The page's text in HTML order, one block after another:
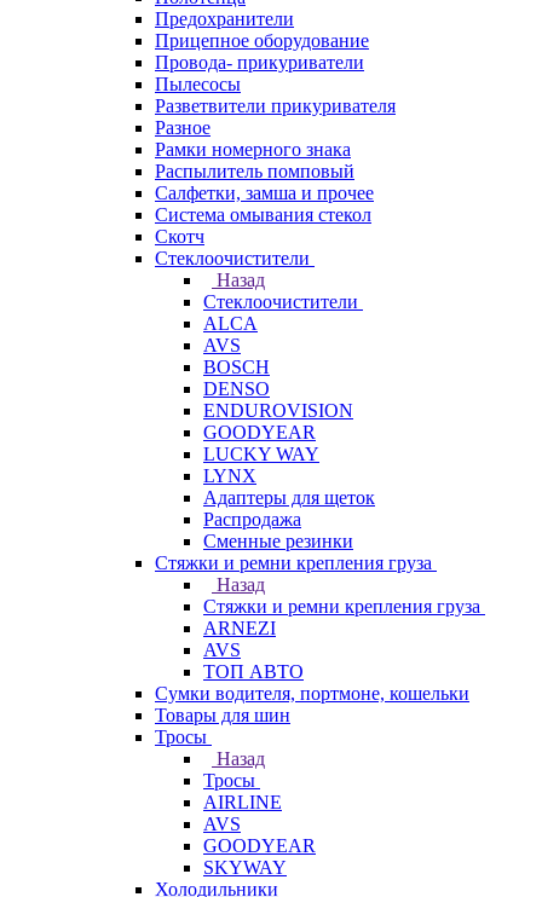
Предохранители
Прицепное оборудование
Провода- прикуриватели
Пылесосы
Разветвители прикуривателя
Разное
Рамки номерного знака
Распылитель помповый
Салфетки, замша и прочее
Система омывания стекол
Скотч
Стеклоочистители
Назад
Стеклоочистители
ALCA
AVS
BOSCH
DENSO
ENDUROVISION
GOODYEAR
LUCKY WAY
LYNX
Адаптеры для щеток
Распродажа
Сменные резинки
Стяжки и ремни крепления груза
Назад
Стяжки и ремни крепления груза
ARNEZI
AVS
ТОП АВТО
Сумки водителя, портмоне, кошельки
Товары для шин
Тросы
Назад
Тросы
AIRLINE
AVS
GOODYEAR
SKYWAY
Холодильники